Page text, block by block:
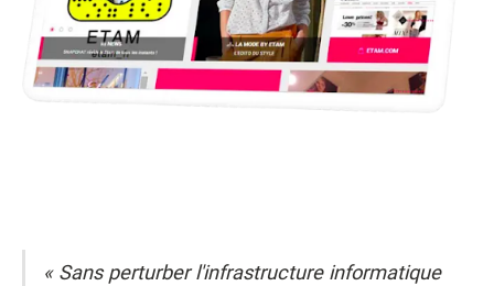
« Sans perturber l'infrastructure informatique